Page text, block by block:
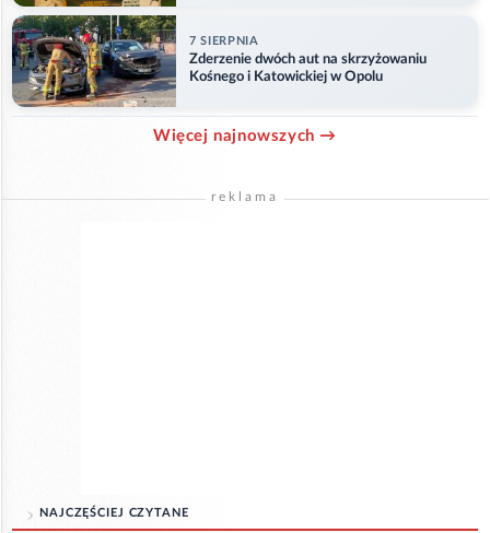
7 SIERPNIA
Zderzenie dwóch aut na skrzyżowaniu
Kośnego i Katowickiej w Opolu
Więcej najnowszych →
reklama
NAJCZĘŚCIEJ CZYTANE